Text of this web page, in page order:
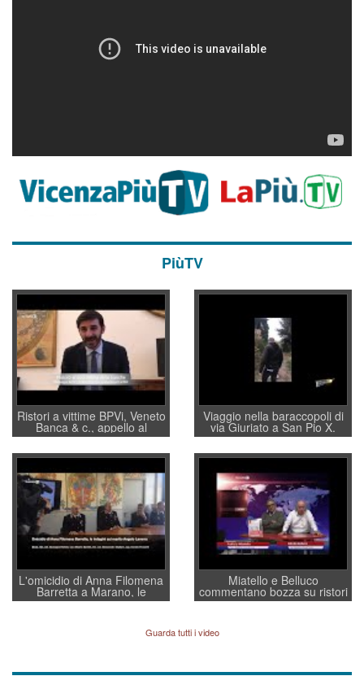
PiùTV
Ristori a vittime BPVi, Veneto
Banca & c., appello al
sottosegretario Alessio
Villarosa: per mettere ordine
convochi con Di Maio CNCU
a supporto della cabina di
regia al Mef
Viaggio nella baraccopoli di
via Giuriato a San Pio X.
Vicenza ai Vicentini: “faremo
un regalo di Natale ai
residenti”
L'omicidio di Anna Filomena
Barretta a Marano, le
indagini dei carabinieri di
quelle di... Barbara D'Urso
Miatello e Belluco
commentano bozza su ristori
BPVi e Veneto Banca
Guarda tutti i video